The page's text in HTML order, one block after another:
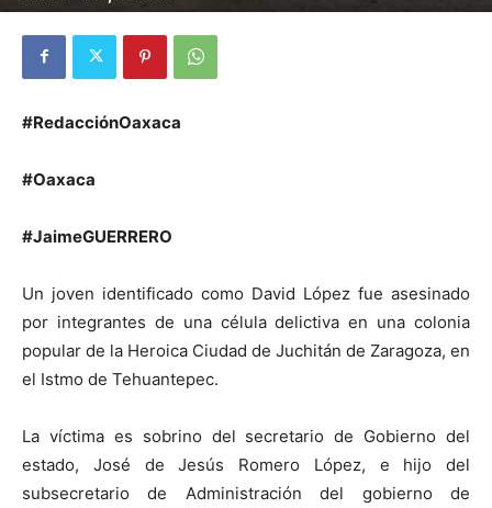
#RedacciónOaxaca
#Oaxaca
#JaimeGUERRERO
Un joven identificado como David López fue asesinado
por integrantes de una célula delictiva en una colonia
popular de la Heroica Ciudad de Juchitán de Zaragoza, en
el Istmo de Tehuantepec.
La víctima es sobrino del secretario de Gobierno del
estado, José de Jesús Romero López, e hijo del
subsecretario de Administración del gobierno de